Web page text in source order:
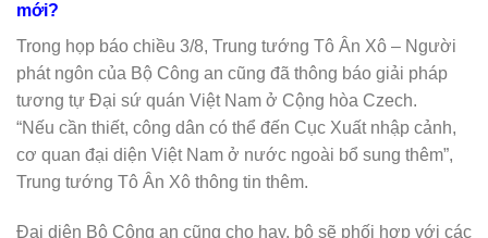
mới?
Trong họp báo chiều 3/8, Trung tướng Tô Ân Xô – Người
phát ngôn của Bộ Công an cũng đã thông báo giải pháp
tương tự Đại sứ quán Việt Nam ở Cộng hòa Czech.
“Nếu cần thiết, công dân có thể đến Cục Xuất nhập cảnh,
cơ quan đại diện Việt Nam ở nước ngoài bổ sung thêm”,
Trung tướng Tô Ân Xô thông tin thêm.
Đại diện Bộ Công an cũng cho hay, bộ sẽ phối hợp với các